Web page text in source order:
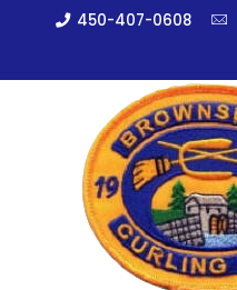
450-407-0608